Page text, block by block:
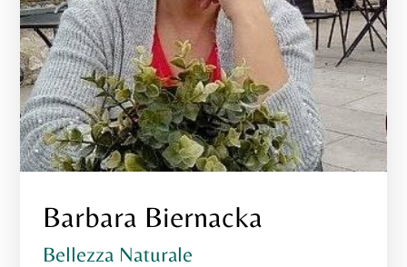
Barbara Biernacka
Bellezza Naturale